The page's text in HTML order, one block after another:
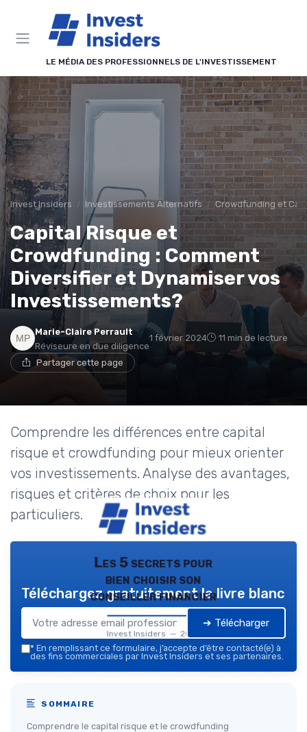
LE MÉDIA DES PROFESSIONNELS DE L'INVESTISSEMENT
Invest Insiders Investissements Alternatifs Crowdfunding et
Capital Risque et
Crowdfunding : Comment
Diversifier et Dynamiser vos
Investissements?
Marie-Claire Perrault
Réviseure en due diligence
1 février 2024 11 min de lecture
Partager cette page
Comprendre les différences entre capital
risque et crowdfunding pour mieux orienter
vos investissements. Analyse des avantages,
risques et critères de choix pour les
particuliers.
Les 5 secrets pour
bien choisir son
conseiller financier
Invest Insiders — 2026
Téléchargez gratuitement le livre blanc
➔ Télécharger
* En remplissant ce formulaire, j’accepte d’être contacté(e) à
des fins commerciales par Invest Insiders et ses partenaires.
SOMMAIRE
Comprendre le capital risque et le crowdfunding